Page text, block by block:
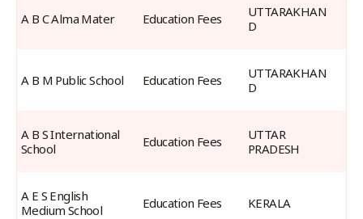
A B C Alma Mater Education Fees
UTTARAKHAN
D
A B M Public School Education Fees
UTTARAKHAN
D
A B S International
School
Education Fees
UTTAR
PRADESH
A E S English
Medium School
Education Fees KERALA